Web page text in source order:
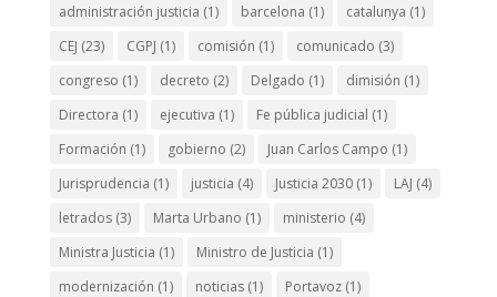
administración justicia (1) barcelona (1) catalunya (1)
CEJ (23) CGPJ (1) comisión (1) comunicado (3)
congreso (1) decreto (2) Delgado (1) dimisión (1)
Directora (1) ejecutiva (1) Fe pública judicial (1)
Formación (1) gobierno (2) Juan Carlos Campo (1)
Jurisprudencia (1) justicia (4) Justicia 2030(1) LAJ (4)
letrados(3) Marta Urbano (1) ministerio (4)
Ministra Justicia (1) Ministro de Justicia (1)
modernización (1) noticias(1) Portavoz(1)